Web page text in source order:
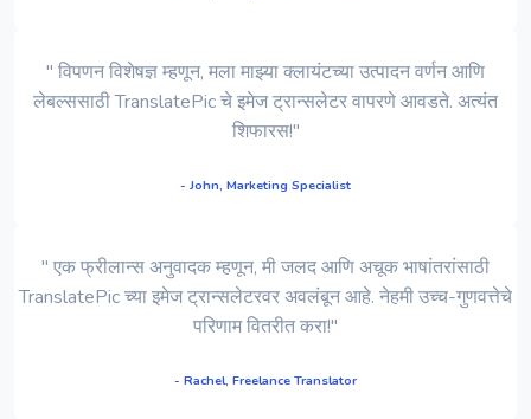
" विपणन विशेषज्ञ म्हणून, मला माझ्या क्लायंटच्या उत्पादन वर्णन आणि
लेबल्ससाठी TranslatePic चे इमेज ट्रान्सलेटर वापरणे आवडते. अत्यंत
शिफारस!"
- John, Marketing Specialist
" एक फ्रीलान्स अनुवादक म्हणून, मी जलद आणि अचूक भाषांतरांसाठी
TranslatePic च्या इमेज ट्रान्सलेटरवर अवलंबून आहे. नेहमी उच्च-गुणवत्तेचे
परिणाम वितरीत करा!"
- Rachel, Freelance Translator